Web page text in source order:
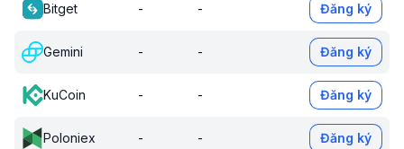
Bitget - - Đăng ký
Gemini - - Đăng ký
KuCoin - - Đăng ký
Poloniex - - Đăng ký